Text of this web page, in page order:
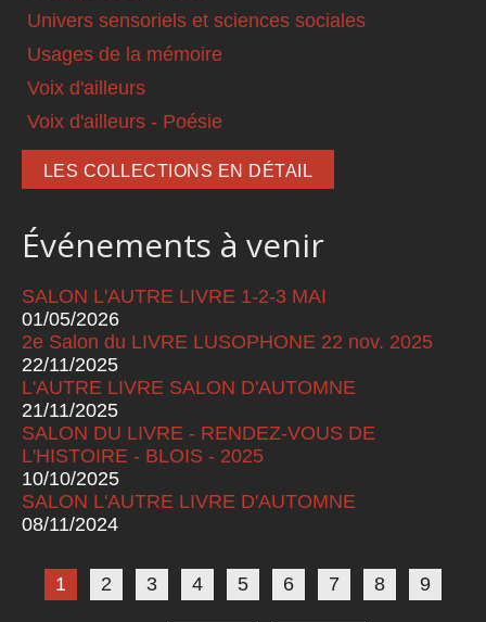
Univers sensoriels et sciences sociales
Usages de la mémoire
Voix d'ailleurs
Voix d'ailleurs - Poésie
LES COLLECTIONS EN DÉTAIL
Événements à venir
SALON L'AUTRE LIVRE 1-2-3 MAI
01/05/2026
2e Salon du LIVRE LUSOPHONE 22 nov. 2025
22/11/2025
L'AUTRE LIVRE SALON D'AUTOMNE
21/11/2025
SALON DU LIVRE - RENDEZ-VOUS DE
L'HISTOIRE - BLOIS - 2025
10/10/2025
SALON L'AUTRE LIVRE D'AUTOMNE
08/11/2024
Pages
1 2 3 4 5 6 7 8 9